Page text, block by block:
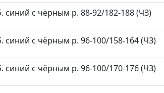
с чёрным р. 88-92/182-188 (ЧЗ)
с чёрным р. 96-100/158-164 (ЧЗ)
с чёрным р. 96-100/170-176 (ЧЗ)